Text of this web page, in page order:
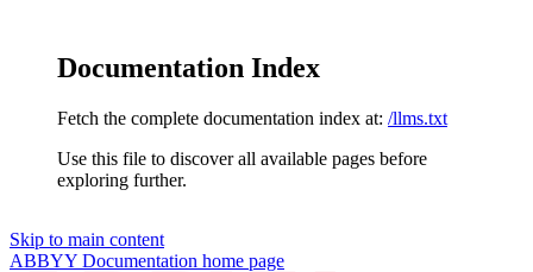
Documentation Index
Fetch the complete documentation index at: /llms.txt
Use this file to discover all available pages before
exploring further.
Skip to main content
ABBYY Documentation home page